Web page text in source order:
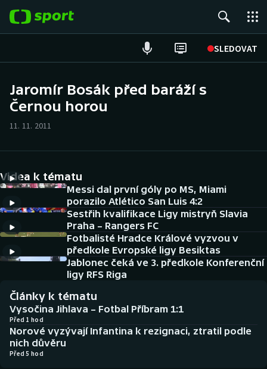
SLEDOVAT
Hokej
Cyklistika
DALŠÍ SPORTY
Americký fotbal
Baseball a softbal
Basketbal
Biatlon
NEPŘEHLÉDNĚTE
Historické návraty
Aplikace ČT sport
Jaromír Bosák před baráží s
Černou horou
11. 11. 2011
Videa k tématu
Messi dal první góly po MS, Miami
porazilo Atlético San Luis 4:2
Sestřih kvalifikace Ligy mistryň Slavia
Praha – Rangers FC
Fotbalisté Hradce Králové vyzvou v
předkole Evropské ligy Besiktas
Jablonec čeká ve 3. předkole Konferenční
ligy RFS Riga
Články k tématu
Vysočina Jihlava – Fotbal Příbram 1:1
Před 1 hod
Norové vyzývají Infantina k rezignaci, ztratil podle
nich důvěru
Před 5 hod